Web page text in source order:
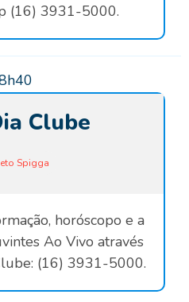
(16) 3931-5000.
Clube
Spigga
horóscopo e a
Ao Vivo através
(16) 3931-5000.